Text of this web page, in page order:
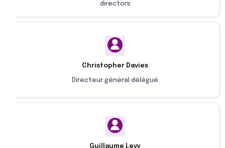
directors
Christopher Davies
Directeur général délégué
Guillaume Levy